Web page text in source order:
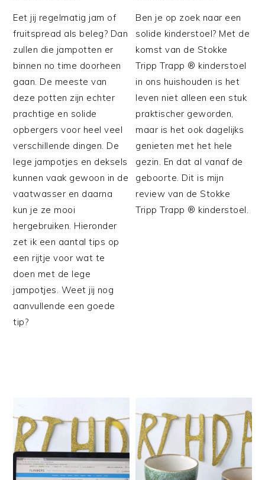
Eet jij regelmatig jam of
fruitspread als beleg? Dan
zullen die jampotten er
binnen no time doorheen
gaan. De meeste van
deze potten zijn echter
prachtige en solide
opbergers voor heel veel
verschillende dingen. De
lege jampotjes en deksels
kunnen vaak gewoon in de
vaatwasser en daarna
kun je ze mooi
hergebruiken. Hieronder
zet ik een aantal tips op
een rijtje voor wat te
doen met de lege
jampotjes. Weet jij nog
aanvullende een goede
tip?
Ben je op zoek naar een
solide kinderstoel? Met de
komst van de Stokke
Tripp Trapp ® kinderstoel
in ons huishouden is het
leven niet alleen een stuk
praktischer geworden,
maar is het ook dagelijks
genieten met het hele
gezin. En dat al vanaf de
geboorte. Dit is mijn
review van de Stokke
Tripp Trapp ® kinderstoel.